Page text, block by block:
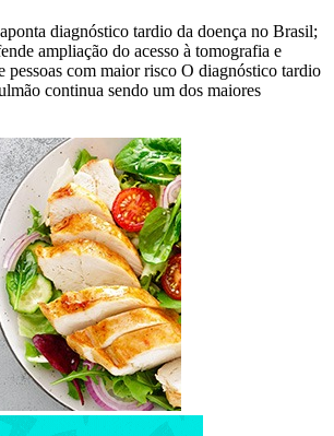
diagnóstico tardio da doença no Brasil;
ampliação do acesso à tomografia e
pessoas com maior risco O diagnóstico tardio
continua sendo um dos maiores